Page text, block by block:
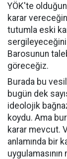
YÖK'te
karar
tutumla eski
sergileyeceğini
Barosunun
göreceğiz.
Burada bu
bugün dek
ideolojik
koydu. Ama
karar mevcut.
anlamında bir
uygulamasının